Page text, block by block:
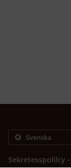
Sekretesspolilcy .